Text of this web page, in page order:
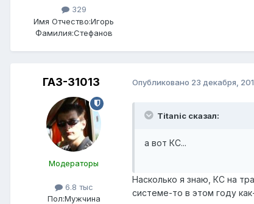
329
Имя Отчество:Игорь
Фамилия:Стефанов
ГАЗ-31013
Модераторы
6.8 тыс
Пол:Мужчина
Опубликовано 23 декабря,
Titanic сказал:
а вот КС...
Насколько я знаю, КС на
системе-то в этом году